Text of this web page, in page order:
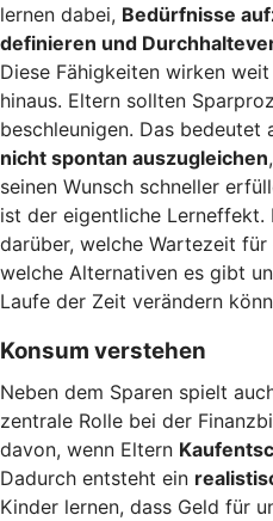
lernen dabei, Bedürfnisse
definieren und
Diese Fähigkeiten wirken
hinaus. Eltern sollten
beschleunigen. Das bedeutet
nicht spontan auszugleichen
seinen Wunsch schneller
ist der eigentliche Lerneffekt.
darüber, welche Wartezeit
welche Alternativen es gibt
Laufe der Zeit verändern
Konsum verstehen
Neben dem Sparen spielt
zentrale Rolle bei der
davon, wenn Eltern
Dadurch entsteht ein
Kinder lernen, dass Geld für